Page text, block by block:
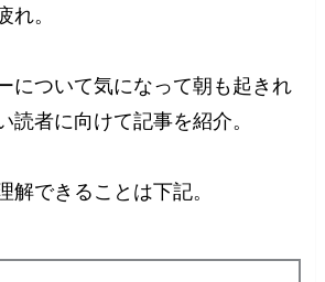
れ。
について気になって朝も起きれ
読者に向けて記事を紹介。
解できることは下記。